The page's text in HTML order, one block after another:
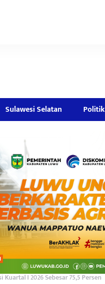
Sulawesi Selatan Politik
I 2026 Sebesar 75,5 Persen